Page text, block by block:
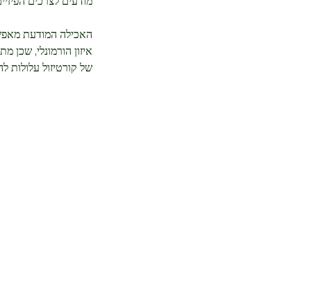
האכילה המודעת
איזון הורמונלי, שכן
של קורטיזול עלולות